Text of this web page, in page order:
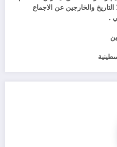
والخارجين عن الاجماع
.